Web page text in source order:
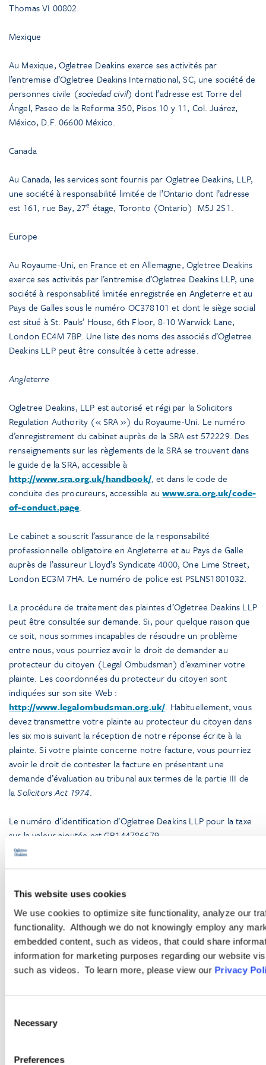
This website uses cookies
We use cookies to optimize site functionality, analyze our
functionality. Although we do not knowingly employ any
embedded content, such as videos, that could share
information for marketing purposes regarding our website
such as videos. To learn more, please view our Privacy
Selection
Necessary
Preferences
Thomas VI 00802.
Mexique
Au Mexique, Ogletree Deakins exerce ses activités par
l’entremise d’Ogletree Deakins International, SC, une société de
personnes civile (sociedad civil) dont l’adresse est Torre del
Ángel, Paseo de la Reforma 350, Pisos 10 y 11, Col. Juárez,
México, D.F. 06600 México.
Canada
Au Canada, les services sont fournis par Ogletree Deakins, LLP,
une société à responsabilité limitée de l’Ontario dont l’adresse
est 161, rue Bay, 27e étage, Toronto (Ontario) M5J 2S1.
Europe
Au Royaume-Uni, en France et en Allemagne, Ogletree Deakins
exerce ses activités par l’entremise d’Ogletree Deakins LLP, une
société à responsabilité limitée enregistrée en Angleterre et au
Pays de Galles sous le numéro OC378101 et dont le siège social
est situé à St. Pauls’ House, 6th Floor, 8-10 Warwick Lane,
London EC4M 7BP. Une liste des noms des associés d’Ogletree
Deakins LLP peut être consultée à cette adresse.
Angleterre
Ogletree Deakins, LLP est autorisé et régi par la Solicitors
Regulation Authority (« SRA ») du Royaume-Uni. Le numéro
d’enregistrement du cabinet auprès de la SRA est 572229. Des
renseignements sur les règlements de la SRA se trouvent dans
le guide de la SRA, accessible à
http://www.sra.org.uk/handbook/, et dans le code de
conduite des procureurs, accessible auwww.sra.org.uk/code-
of-conduct.page.
Le cabinet a souscrit l’assurance de la responsabilité
professionnelle obligatoire en Angleterre et au Pays de Galle
auprès de l’assureur Lloyd’s Syndicate 4000, One Lime Street,
London EC3M 7HA. Le numéro de police est PSLNS1801032.
La procédure de traitement des plaintes d’Ogletree Deakins LLP
peut être consultée sur demande. Si, pour quelque raison que
ce soit, nous sommes incapables de résoudre un problème
entre nous, vous pourriez avoir le droit de demander au
protecteur du citoyen (Legal Ombudsman) d’examiner votre
plainte. Les coordonnées du protecteur du citoyen sont
indiquées sur son site Web :
http://www.legalombudsman.org.uk/. Habituellement, vous
devez transmettre votre plainte au protecteur du citoyen dans
les six mois suivant la réception de notre réponse écrite à la
plainte. Si votre plainte concerne notre facture, vous pourriez
avoir le droit de contester la facture en présentant une
demande d’évaluation au tribunal aux termes de la partie III de
laSolicitors Act 1974.
Le numéro d’identification d’Ogletree Deakins LLP pour la taxe
sur la valeur ajoutée est GB144786679.
Ogletree Deakins LLP est inscrit au Barreau de Paris en
application de la Directive 98/5/CE. Ogletree Deakins LLP est un
limited liability partnership, Cabinet de Solicitors and registered
foreign lawyers enregistré en Angleterre et au pays de Galles
sous le numéro OC378101 dont le siège social est St. Pauls’
House, 6th Floor, 8-10 Warwick Lane, London EC4M 7BP.
Ogletree Deakins LLP est soumis aux règles du Barreau de Paris
ainsi qu’au siège social. Toute référence à quelque bureau autre